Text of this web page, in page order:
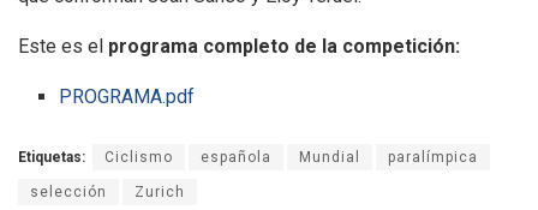
Este es el programa completo de la competición:
PROGRAMA.pdf
Etiquetas: Ciclismo española Mundial paralímpica
selección Zurich